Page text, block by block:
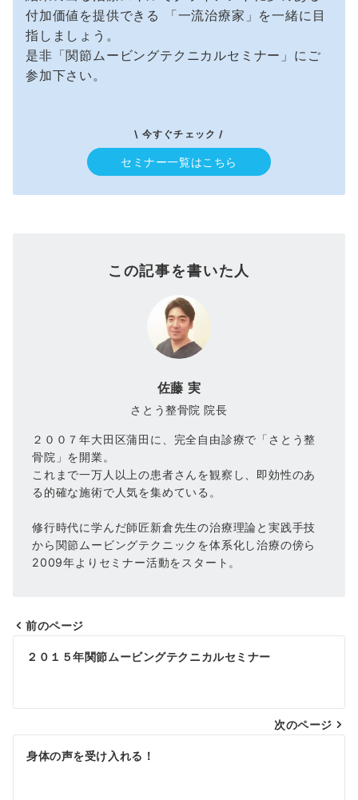
付加価値を提供できる 「一流治療家」を一緒に目
指しましょう。
是非「関節ムービングテクニカルセミナー」にご
参加下さい。
\ 今すぐチェック /
セミナー一覧はこちら
この記事を書いた人
佐藤 実
さとう整骨院 院長
２００７年大田区蒲田に、完全自由診療で「さとう整
骨院」を開業。
これまで一万人以上の患者さんを観察し、即効性のあ
る的確な施術で人気を集めている。
修行時代に学んだ師匠新倉先生の治療理論と実践手技
から関節ムービングテクニックを体系化し治療の傍ら
2009年よりセミナー活動をスタート。
ビ
ゲ
前のページ
２０１５年関節ムービングテクニカルセミナー
次のページ
身体の声を受け入れる！